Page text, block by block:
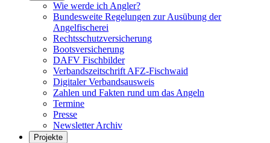
Wie werde ich Angler?
Bundesweite Regelungen zur Ausübung der
Angelfischerei
Rechtsschutzversicherung
Bootsversicherung
DAFV Fischbilder
Verbandszeitschrift AFZ-Fischwaid
Digitaler Verbandsausweis
Zahlen und Fakten rund um das Angeln
Termine
Presse
Newsletter Archiv
Projekte